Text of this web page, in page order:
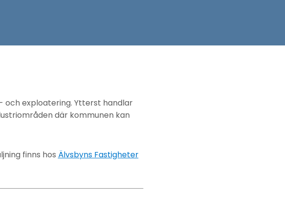
exploatering. Ytterst handlar
där kommunen kan
finns hos Älvsbyns Fastigheter